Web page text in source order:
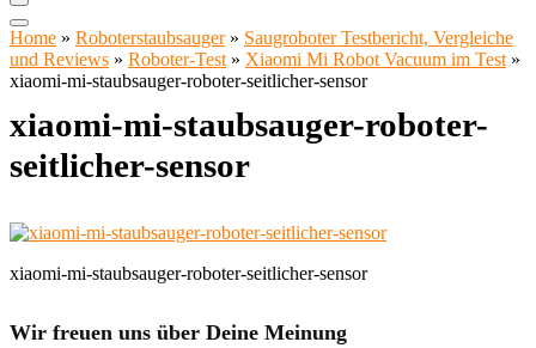
Home » Roboterstaubsauger» Saugroboter Testbericht, Vergleiche
und Reviews » Roboter-Test » Xiaomi Mi Robot Vacuum im Test »
xiaomi-mi-staubsauger-roboter-seitlicher-sensor
xiaomi-mi-staubsauger-roboter-
seitlicher-sensor
xiaomi-mi-staubsauger-roboter-seitlicher-sensor
Wir freuen uns über Deine Meinung